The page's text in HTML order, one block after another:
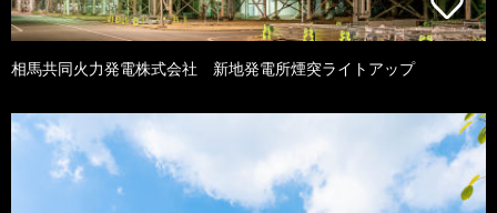
相馬共同火力発電株式会社 新地発電所煙突ライトアップ